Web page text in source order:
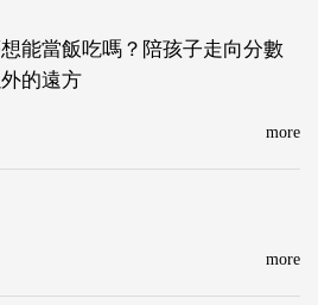
能當飯吃嗎？陪孩子走向分數
的遠方
more
more